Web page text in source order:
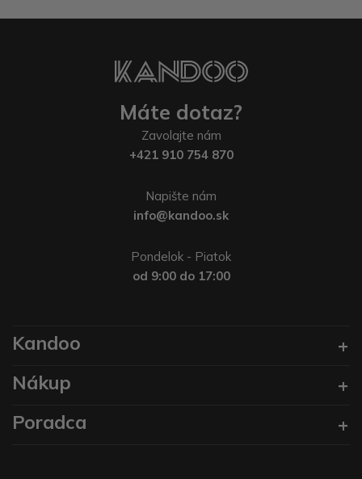
Máte dotaz?
Zavolajte nám
+421 910 754 870
Napište nám
info@kandoo.sk
Pondelok - Piatok
od 9:00 do 17:00
Kandoo
Nákup
Poradca